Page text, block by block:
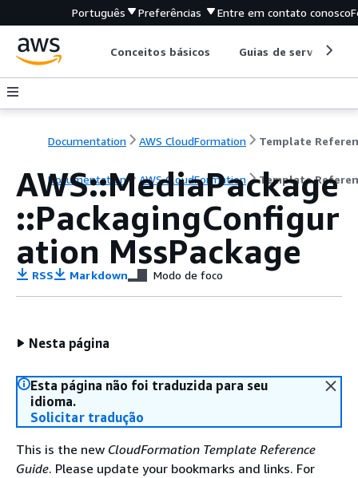
Português Preferências Entre em contato conosco
Conceitos básicos Guias de serviço
Documentation AWS CloudFormation Template
Documentation AWS CloudFormation Template
AWS::MediaPackage
::PackagingConfigur
ation MssPackage
RSS Markdown Modo de foco
Nesta página
Esta página não foi traduzida para seu
idioma.
Solicitar tradução
This is the new CloudFormation Template Reference
Guide. Please update your bookmarks and links. For